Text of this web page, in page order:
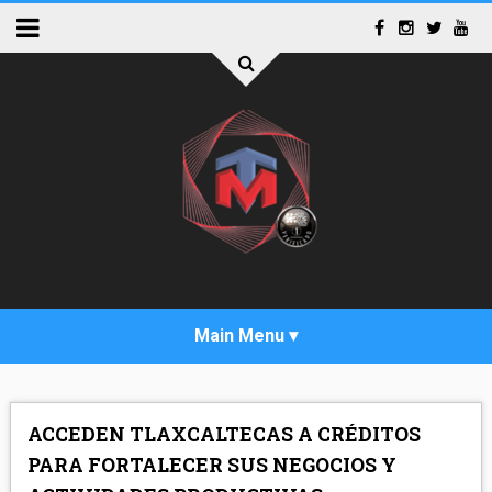
ACCEDEN TLAXCALTECAS A CRÉDITOS
PARA FORTALECER SUS NEGOCIOS Y